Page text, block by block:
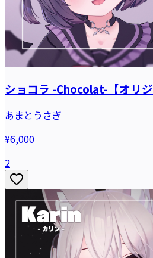
ショコラ -Chocolat-【オリジ
あまとうさぎ
¥6,000
2